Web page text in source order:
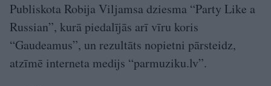
Publiskota Robija Viljamsa dziesma “Party Like a
Russian”, kurā piedalījās arī vīru koris
“Gaudeamus”, un rezultāts nopietni pārsteidz,
atzīmē interneta medijs “parmuziku.lv”.